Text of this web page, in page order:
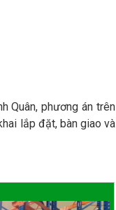
Quân, phương án trên
lắp đặt, bàn giao và